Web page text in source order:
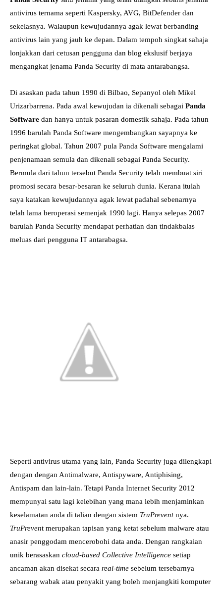
antivirus ternama seperti Kaspersky, AVG, BitDefender dan
sekelasnya. Walaupun kewujudannya agak lewat berbanding
antivirus lain yang jauh ke depan. Dalam tempoh singkat sahaja
lonjakkan dari cetusan pengguna dan blog ekslusif berjaya
mengangkat jenama Panda Security di mata antarabangsa.
Di asaskan pada tahun 1990 di Bilbao, Sepanyol oleh Mikel
Urizarbarrena. Pada awal kewujudan ia dikenali sebagai Panda
Software dan hanya untuk pasaran domestik sahaja. Pada tahun
1996 barulah Panda Software mengembangkan sayapnya ke
peringkat global. Tahun 2007 pula Panda Software mengalami
penjenamaan semula dan dikenali sebagai Panda Security.
Bermula dari tahun tersebut Panda Security telah membuat siri
promosi secara besar-besaran ke seluruh dunia. Kerana itulah
saya katakan kewujudannya agak lewat padahal sebenarnya
telah lama beroperasi semenjak 1990 lagi. Hanya selepas 2007
barulah Panda Security mendapat perhatian dan tindakbalas
meluas dari pengguna IT antarabagsa.
Seperti antivirus utama yang lain, Panda Security juga dilengkapi
dengan dengan Antimalware, Antispyware, Antiphising,
Antispam dan lain-lain. Tetapi Panda Internet Security 2012
mempunyai satu lagi kelebihan yang mana lebih menjaminkan
keselamatan anda di talian dengan sistem TruPreventnya.
TruPrevent merupakan tapisan yang ketat sebelum malware atau
anasir penggodam mencerobohi data anda. Dengan rangkaian
unik berasaskan cloud-based Collective Intelligence setiap
ancaman akan disekat secara real-time sebelum tersebarnya
sebarang wabak atau penyakit yang boleh menjangkiti komputer